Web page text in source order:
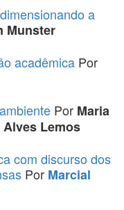
a
Munster
acadêmica Por
Por Maria
Lemos
com discurso dos
Por Marcial